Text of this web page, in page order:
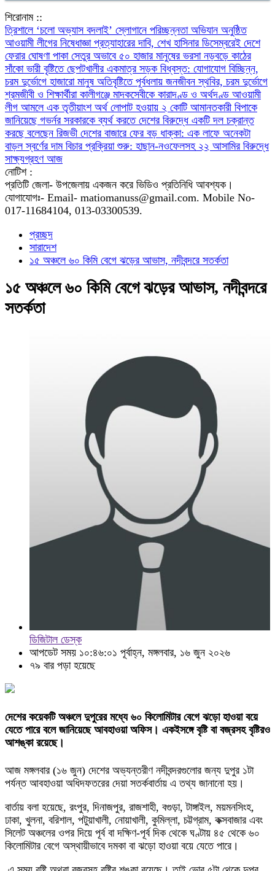
শিরোনাম ::
‎ত্রিশালে ‘চলো অভ্যাস বদলাই’ স্লোগানে পরিচ্ছন্নতা অভিযান অনুষ্ঠিত
আওয়ামী লীগের নিষেধাজ্ঞা প্রত্যাহারের দাবি, শেখ হাসিনার ডিসেম্বরেই দেশে
ফেরার ঘোষণা পাকা সেতুর অভাবে ৫০ হাজার মানুষের ভরসা নড়বড়ে কাঠের
সাঁকো ভারী বৃষ্টিতে ছেপটখালীর একমাত্র সড়ক বিধ্বস্ত: যোগাযোগ বিচ্ছিন্ন,
চরম দুর্ভোগে হাজারো মানুষ অতিবৃষ্টিতে পূর্বধলায় জনজীবন স্থবির, চরম দুর্ভোগে
শ্রমজীবী ও শিক্ষার্থীরা কালীগঞ্জে মাদকসেবীকে কারাদণ্ড ও অর্থদণ্ড আওয়ামী
লীগ আমলে এক তৃতীয়াংশ অর্থ লোপাট হওয়ায় ২ কোটি আমানতকারী বিপাকে
জানিয়েছে গভর্নর সরকারকে ব্যর্থ করতে দেশের বিরুদ্ধে একটি দল চক্রান্ত
করছে বলেছেন রিজভী দেশের বাজারে ফের বড় ধাক্কা: এক লাফে অনেকটা
বাড়ল স্বর্ণের দাম বিচার প্রক্রিয়া শুরু: হাছান-নওফেলসহ ২২ আসামির বিরুদ্ধে
সাক্ষ্যগ্রহণ আজ
নোটিশ :
প্রতিটি জেলা- উপজেলায় একজন করে ভিডিও প্রতিনিধি আবশ্যক।
যোগাযোগঃ- Email- matiomanuss@gmail.com. Mobile No-
017-11684104, 013-03300539.
প্রচ্ছদ
সারাদেশ
১৫ অঞ্চলে ৬০ কিমি বেগে ঝড়ের আভাস, নদীবন্দরে সতর্কতা
১৫ অঞ্চলে ৬০ কিমি বেগে ঝড়ের আভাস, নদীবন্দরে
সতর্কতা
ডিজিটাল ডেস্ক
আপডেট সময় ১০:৪৬:০১ পূর্বাহ্ন, মঙ্গলবার, ১৬ জুন ২০২৬
৭৯ বার পড়া হয়েছে
দেশের কয়েকটি অঞ্চলে দুপুরের মধ্যে ৬০ কিলোমিটার বেগে ঝড়ো হাওয়া বয়ে
যেতে পারে বলে জানিয়েছে আবহাওয়া অফিস। একইসঙ্গে বৃষ্টি বা বজ্রসহ বৃষ্টিরও
আশঙ্কা রয়েছে।
আজ মঙ্গলবার (১৬ জুন) দেশের অভ্যন্তরীণ নদীবন্দরগুলোর জন্য দুপুর ১টা
পর্যন্ত আবহাওয়া অধিদফতরের দেয়া সতর্কবার্তায় এ তথ্য জানানো হয়।
বার্তায় বলা হয়েছে, রংপুর, দিনাজপুর, রাজশাহী, বগুড়া, টাঙ্গাইল, ময়মনসিংহ,
ঢাকা, খুলনা, বরিশাল, পটুয়াখালী, নোয়াখালী, কুমিল্লা, চট্টগ্রাম, কক্সবাজার এবং
সিলেট অঞ্চলের ওপর দিয়ে পূর্ব বা দক্ষিণ-পূর্ব দিক থেকে ঘণ্টায় ৪৫ থেকে ৬০
কিলোমিটার বেগে অস্থায়ীভাবে দমকা বা ঝড়ো হাওয়া বয়ে যেতে পারে।